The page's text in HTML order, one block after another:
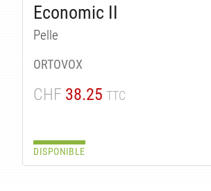
Economic II
Pelle
ORTOVOX
CHF 38.25 TTC
DISPONIBLE